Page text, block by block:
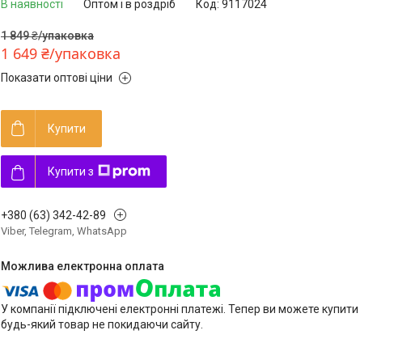
В наявності Оптом і в роздріб Код: 9117024
1 849 ₴/упаковка
1 649 ₴/упаковка
Показати оптові ціни
Купити
Купити з
+380 (63) 342-42-89
Viber, Telegram, WhatsApp
У компанії підключені електронні платежі. Тепер ви можете купити
будь-який товар не покидаючи сайту.